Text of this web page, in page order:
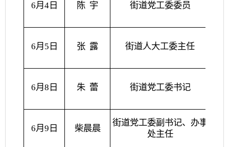
6月4日 陈 宇 街道党工委委员
6月5日 张 露 街道人大工委主任
6月8日 朱 蕾 街道党工委书记
6月9日 柴晨晨
街道党工委副书记、办事
处主任